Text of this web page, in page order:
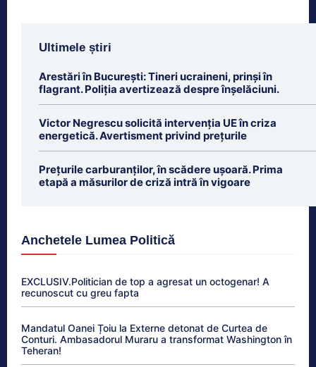
Ultimele știri
Arestări în București: Tineri ucraineni, prinși în
flagrant. Poliția avertizează despre înșelăciuni.
Victor Negrescu solicită intervenția UE în criza
energetică. Avertisment privind prețurile
Prețurile carburanților, în scădere ușoară. Prima
etapă a măsurilor de criză intră în vigoare
Anchetele Lumea Politică
EXCLUSIV.Politician de top a agresat un octogenar! A
recunoscut cu greu fapta
Mandatul Oanei Țoiu la Externe detonat de Curtea de
Conturi. Ambasadorul Muraru a transformat Washington în
Teheran!